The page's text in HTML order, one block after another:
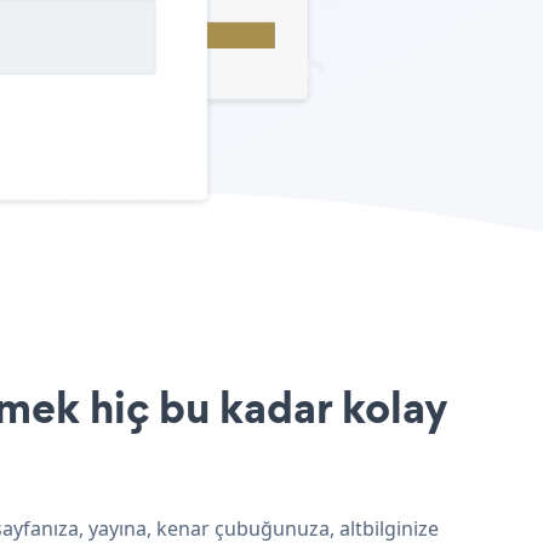
hiç bu kadar kolay
yayına, kenar çubuğunuza, altbilginize